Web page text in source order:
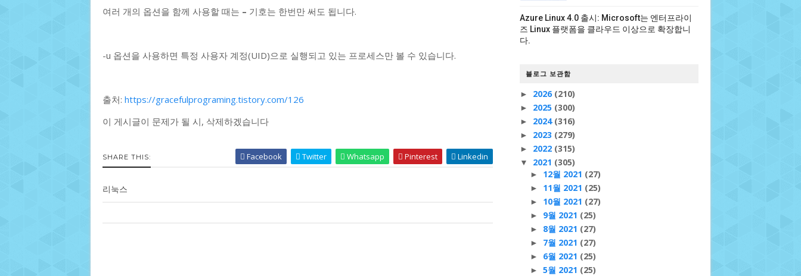
여러 개의 옵션을 함께 사용할 때는 – 기호는 한번만 써도 됩니다.
-u 옵션을 사용하면 특정 사용자 계정(UID)으로 실행되고 있는 프로세스만 볼 수 있습니다.
출처: https://gracefulprograming.tistory.com/126
이 게시글이 문제가 될 시, 삭제하겠습니다
SHARE THIS: Facebook Twitter Whatsapp Pinterest Linkedin
리눅스
Azure Linux 4.0 출시: Microsoft는 엔터프라이
즈 Linux 플랫폼을 클라우드 이상으로 확장합니
다.
블로그 보관함
► 2026 (210)
► 2025 (300)
► 2024 (316)
► 2023 (279)
► 2022 (315)
▼ 2021 (305)
► 12월 2021 (27)
► 11월 2021 (25)
► 10월 2021 (27)
► 9월 2021 (25)
► 8월 2021 (27)
► 7월 2021 (27)
► 6월 2021 (25)
► 5월 2021 (25)